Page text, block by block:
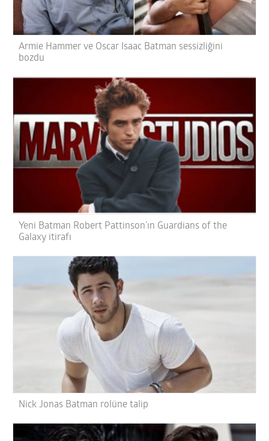
Armie Hammer ve Oscar Isaac Batman sessizliğini
bozdu
Yeni Batman Robert Pattinson’ın Guardians of the
Galaxy itirafı
Nick Jonas Batman rolüne talip